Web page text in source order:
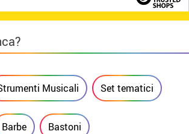
Musicali Set tematici
Barbe Bastoni